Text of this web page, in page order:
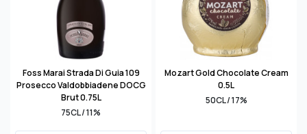
Foss Marai Strada Di Guia 109
Prosecco Valdobbiadene DOCG
Brut 0.75L
75CL / 11%
Mozart Gold Chocolate Cream
0.5L
50CL / 17%